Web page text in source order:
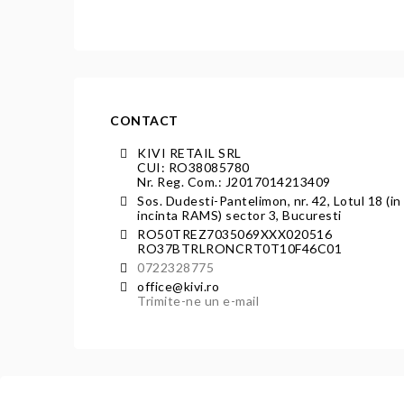
CONTACT
KIVI RETAIL SRL
CUI: RO38085780
Nr. Reg. Com.: J2017014213409
Sos. Dudesti-Pantelimon, nr. 42, Lotul 18 (in
incinta RAMS) sector 3, Bucuresti
RO50TREZ7035069XXX020516
RO37BTRLRONCRT0T10F46C01
0722328775
office@kivi.ro
Trimite-ne un e-mail